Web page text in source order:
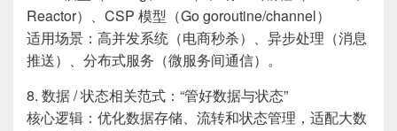
Reactor）、CSP 模型（Go goroutine/channel）
适用场景：高并发系统（电商秒杀）、异步处理（消息
推送）、分布式服务（微服务间通信）。
8. 数据 / 状态相关范式：“管好数据与状态”
核心逻辑：优化数据存储、流转和状态管理，适配大数